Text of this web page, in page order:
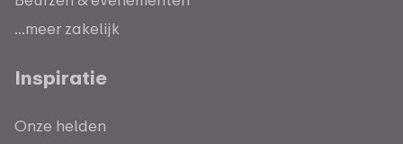
...meer zakelijk
Inspiratie
Onze helden